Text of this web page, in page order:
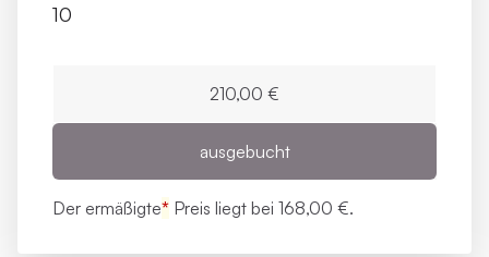
10
210,00 €
ausgebucht
Der ermäßigte* Preis liegt bei 168,00 €.